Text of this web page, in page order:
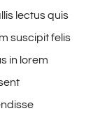
lectus quis
suscipit felis
in lorem